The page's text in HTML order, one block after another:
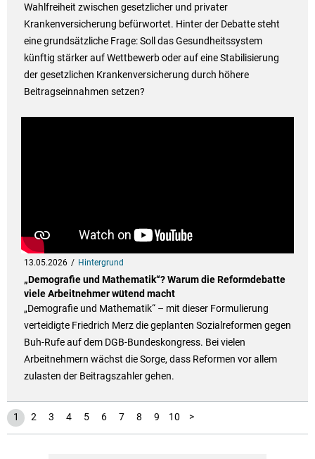
Wahlfreiheit zwischen gesetzlicher und privater
Krankenversicherung befürwortet. Hinter der Debatte steht
eine grundsätzliche Frage: Soll das Gesundheitssystem
künftig stärker auf Wettbewerb oder auf eine Stabilisierung
der gesetzlichen Krankenversicherung durch höhere
Beitragseinnahmen setzen?
13.05.2026 Hintergrund
„Demografie und Mathematik“? Warum die Reformdebatte
viele Arbeitnehmer wütend macht
„Demografie und Mathematik“ – mit dieser Formulierung
verteidigte Friedrich Merz die geplanten Sozialreformen gegen
Buh-Rufe auf dem DGB-Bundeskongress. Bei vielen
Arbeitnehmern wächst die Sorge, dass Reformen vor allem
zulasten der Beitragszahler gehen.
1 2 3 4 5 6 7 8 9 10
111213141516171819202122232425 >